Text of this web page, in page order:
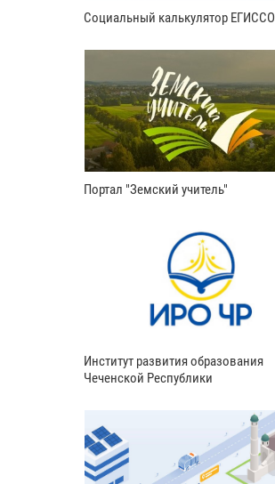
Социальный калькулятор ЕГИССО
Портал "Земский учитель"
Институт развития образования
Чеченской Республики